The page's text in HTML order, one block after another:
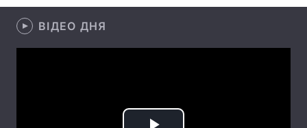
Відео з Youtube
ВІДЕО ДНЯ